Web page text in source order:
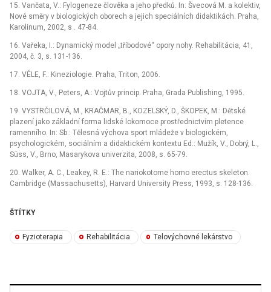
15. Vančata, V.: Fylogeneze člověka a jeho předků. In: Švecová M. a kolektiv,
Nové směry v biologických oborech a jejich speciálních didaktikách. Praha,
Karolinum, 2002, s . 47-84.
16. Vařeka, I.: Dynamický model „tříbodové“ opory nohy. Rehabilitácia, 41,
2004, č. 3, s. 131-136.
17. VÉLE, F.: Kineziologie. Praha, Triton, 2006.
18. VOJTA, V., Peters, A.: Vojtův princip. Praha, Grada Publishing, 1995.
19. VYSTRČILOVÁ, M., KRAČMAR, B., KOZELSKÝ, D., ŠKOPEK, M.: Dětské
plazení jako základní forma lidské lokomoce prostřednictvím pletence
ramenního. In: Sb.: Tělesná výchova sport mládeže v biologickém,
psychologickém, sociálním a didaktickém kontextu Ed.: Mužík, V., Dobrý, L.,
Süss, V., Brno, Masarykova univerzita, 2008, s. 65-79.
20. Walker, A. C., Leakey, R. E.: The nariokotome homo erectus skeleton.
Cambridge (Massachusetts), Harvard University Press, 1993, s. 128-136.
ŠTÍTKY
Fyzioterapia Rehabilitácia Telovýchovné lekárstvo